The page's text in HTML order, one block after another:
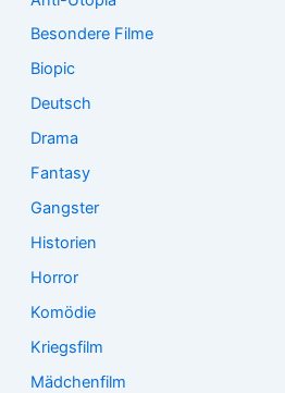
Besondere Filme
Biopic
Deutsch
Drama
Fantasy
Gangster
Historien
Horror
Komödie
Kriegsfilm
Mädchenfilm